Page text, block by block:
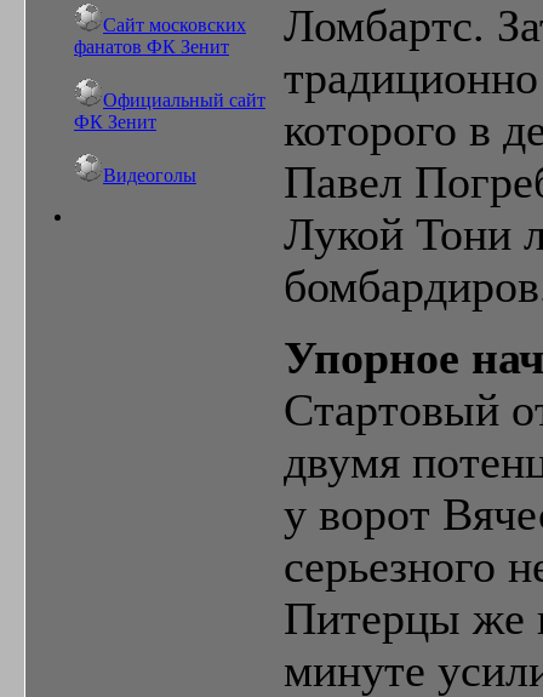
Сайт московских
фанатов ФК Зенит
Официальный сайт
ФК Зенит
Видеоголы
Ломбартс.
которого в
Павел
Лукой Тони
Упорное
Стартовый
двумя
у ворот
серьезного
Питерцы же
минуте